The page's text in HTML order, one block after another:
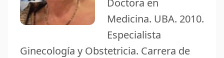
Medicina. UBA. 2010.
Especialista
Ginecología y Obstetricia. Carrera de